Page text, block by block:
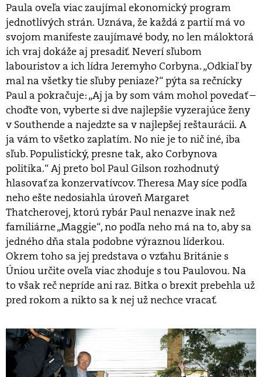
Paula oveľa viac zaujímal ekonomický program
jednotlivých strán. Uznáva, že každá z partií má vo
svojom manifeste zaujímavé body, no len máloktorá
ich vraj dokáže aj presadiť. Neverí sľubom
labouristov a ich lídra Jeremyho Corbyna. „Odkiaľ by
mal na všetky tie sľuby peniaze?“ pýta sa rečnícky
Paul a pokračuje: „Aj ja by som vám mohol povedať –
choďte von, vyberte si dve najlepšie vyzerajúce ženy
v Southende a najedzte sa v najlepšej reštaurácii. A
ja vám to všetko zaplatím. No nie je to nič iné, iba
sľub. Populistický, presne tak, ako Corbynova
politika.“ Aj preto bol Paul Gilson rozhodnutý
hlasovať za konzervatívcov. Theresa May síce podľa
neho ešte nedosiahla úroveň Margaret
Thatcherovej, ktorú rybár Paul nenazve inak než
familiárne „Maggie“, no podľa neho má na to, aby sa
jedného dňa stala podobne výraznou líderkou.
Okrem toho sa jej predstava o vzťahu Británie s
Úniou určite oveľa viac zhoduje s tou Paulovou. Na
to však reč nepríde ani raz. Bitka o brexit prebehla už
pred rokom a nikto sa k nej už nechce vracať.